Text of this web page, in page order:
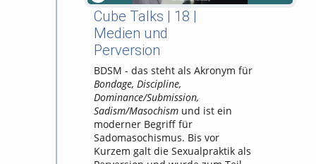
Cube Talks | 18 |
Medien und
Perversion
BDSM - das steht als Akronym für
Bondage, Discipline,
Dominance/Submission,
Sadism/Masochism und ist ein
moderner Begriff für
Sadomasochismus. Bis vor
Kurzem galt die Sexualpraktik als